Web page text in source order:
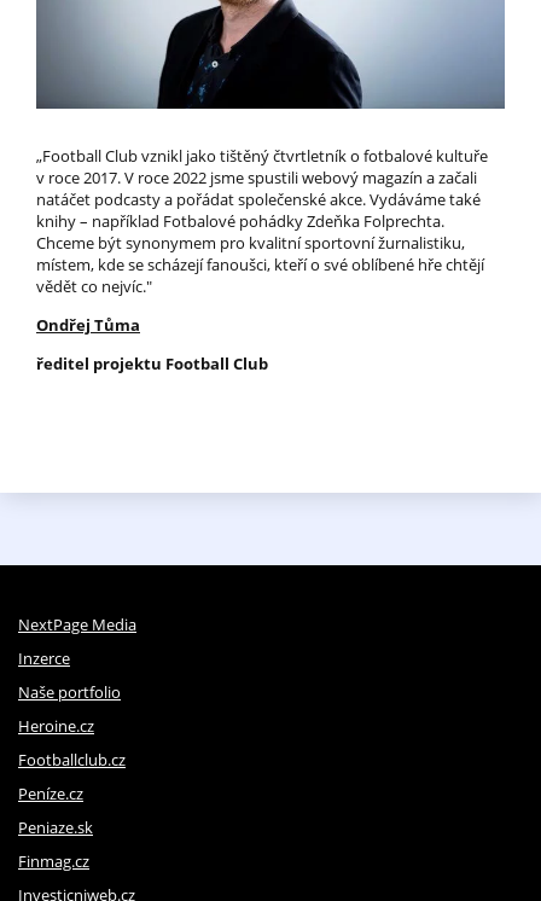
„Football Club vznikl jako tištěný čtvrtletník o fotbalové kultuře
v roce 2017. V roce 2022 jsme spustili webový magazín a začali
natáčet podcasty a pořádat společenské akce. Vydáváme také
knihy – například Fotbalové pohádky Zdeňka Folprechta.
Chceme být synonymem pro kvalitní sportovní žurnalistiku,
místem, kde se scházejí fanoušci, kteří o své oblíbené hře chtějí
vědět co nejvíc."
Ondřej Tůma
ředitel projektu Football Club
NextPage Media
Inzerce
Naše portfolio
Heroine.cz
Footballclub.cz
Peníze.cz
Peniaze.sk
Finmag.cz
Investicniweb.cz